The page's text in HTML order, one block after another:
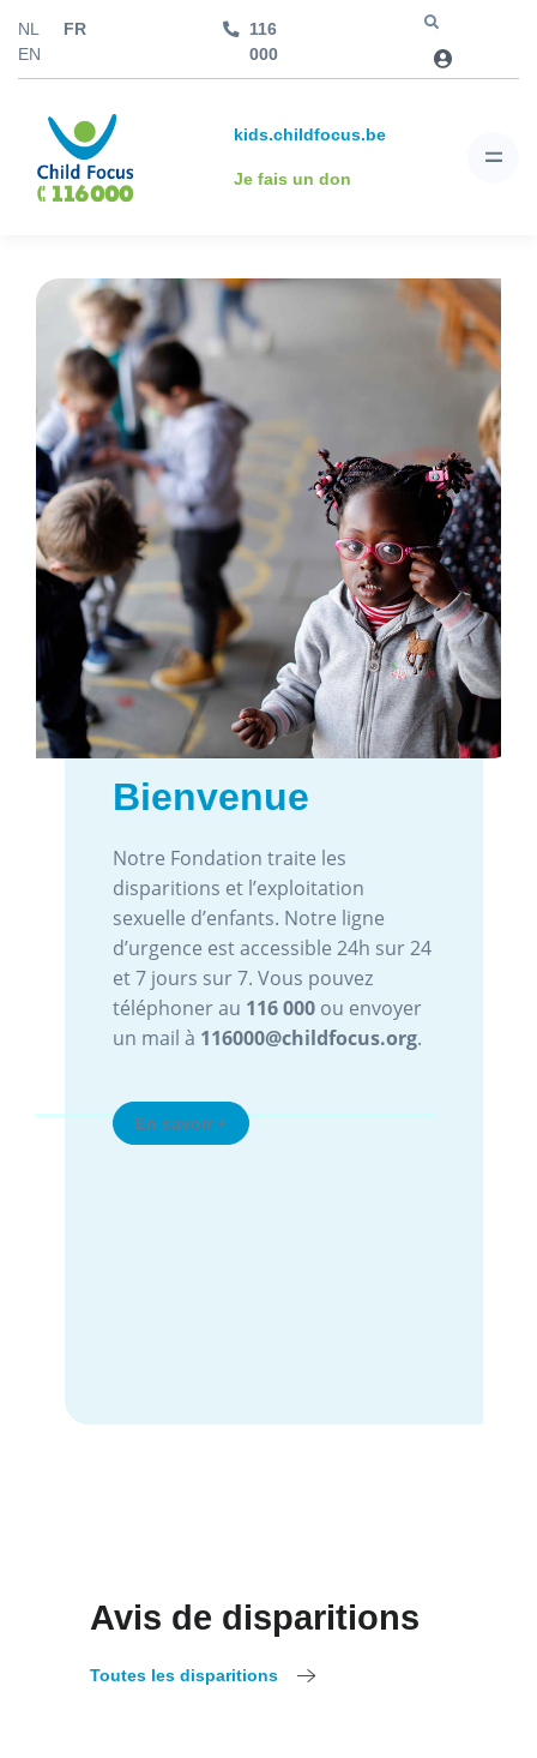
NL
FR
EN
116
000
kids.childfocus.be
Je fais un don
Bienvenue
Notre Fondation traite les
disparitions et l’exploitation
sexuelle d’enfants. Notre ligne
d’urgence est accessible 24h sur 24
et 7 jours sur 7. Vous pouvez
téléphoner au 116 000 ou envoyer
un mail à 116000@childfocus.org.
En savoir +
Avis de disparitions
Toutes les disparitions